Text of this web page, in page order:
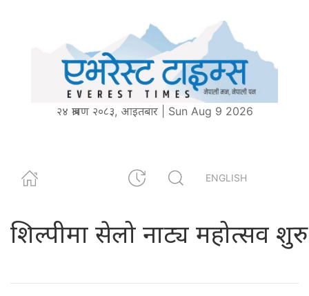
२४ श्रावण २०८३, आइतबार | Sun Aug 9 2026
ENGLISH
शिल्पीमा सेलो नाट्य महोत्सव शुरु